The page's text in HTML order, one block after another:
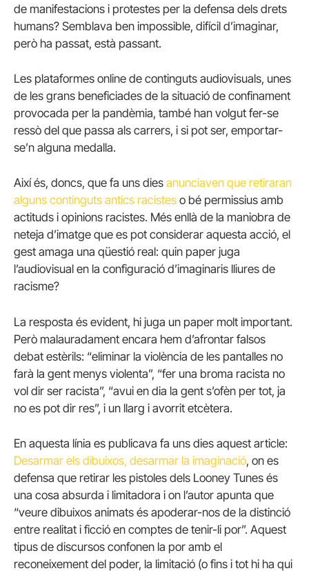
de manifestacions i protestes per la defensa dels drets
humans? Semblava ben impossible, difícil d’imaginar,
però ha passat, està passant.
Les plataformes online de continguts audiovisuals, unes
de les grans beneficiades de la situació de confinament
provocada per la pandèmia, també han volgut fer-se
ressò del que passa als carrers, i si pot ser, emportar-
se’n alguna medalla.
Així és, doncs, que fa uns dies anunciaven que retiraran
alguns continguts antics racistes o bé permissius amb
actituds i opinions racistes. Més enllà de la maniobra de
neteja d’imatge que es pot considerar aquesta acció, el
gest amaga una qüestió real: quin paper juga
l’audiovisual en la configuració d’imaginaris lliures de
racisme?
La resposta és evident, hi juga un paper molt important.
Però malauradament encara hem d’afrontar falsos
debat estèrils: “eliminar la violència de les pantalles no
farà la gent menys violenta”, “fer una broma racista no
vol dir ser racista”, “avui en dia la gent s’ofèn per tot, ja
no es pot dir res”, i un llarg i avorrit etcètera.
En aquesta línia es publicava fa uns dies aquest article:
Desarmar els dibuixos, desarmar la imaginació, on es
defensa que retirar les pistoles dels Looney Tunes és
una cosa absurda i limitadora i on l’autor apunta que
“veure dibuixos animats és apoderar-nos de la distinció
entre realitat i ficció en comptes de tenir-li por”. Aquest
tipus de discursos confonen la por amb el
reconeixement del poder, la limitació (o fins i tot hi ha qui